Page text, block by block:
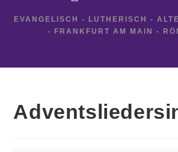
EVANGELISCH - LUTHERISCH -
- FRANKFURT AM MAIN -